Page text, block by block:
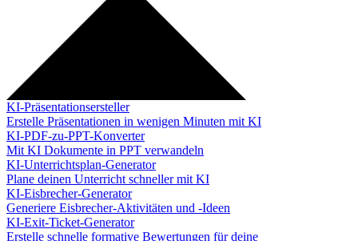
KI-Präsentationsersteller
Erstelle Präsentationen in wenigen Minuten mit KI
KI-PDF-zu-PPT-Konverter
Mit KI Dokumente in PPT verwandeln
KI-Unterrichtsplan-Generator
Plane deinen Unterricht schneller mit KI
KI-Eisbrecher-Generator
Generiere Eisbrecher-Aktivitäten und -Ideen
KI-Exit-Ticket-Generator
Erstelle schnelle formative Bewertungen für deine